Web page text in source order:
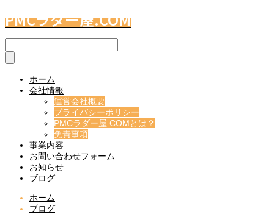
PMCラダー屋.COM
ホーム
会社情報
運営会社概要
プライバシーポリシー
PMCラダー屋.COMとは？
免責事項
事業内容
お問い合わせフォーム
お知らせ
ブログ
ホーム
ブログ